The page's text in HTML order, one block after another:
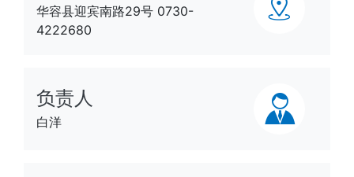
华容县迎宾南路29号 0730-
4222680
负责人
白洋